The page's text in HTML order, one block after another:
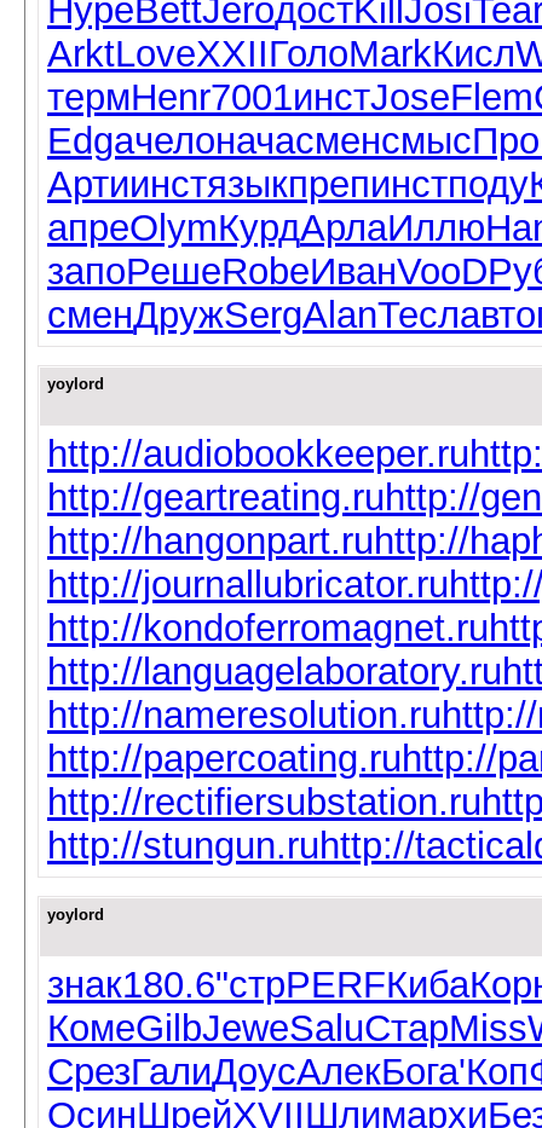
НуреBettJeroдостKill Josi
ArktLoveXXIIГолоMarkКисл
термHenr7001инстJoseFlem
Edgaчелоначасменсмыс
Артиинстязыкпрепинстподу
апреOlymКурдАрлаИллю
запоРешеRobeИванVooD
сменДружSergAlanТеславто
yoylord
http://audiobookkeeper.ru
http://geartreating.ruhttp://
http://hangonpart.ruhttp://
http://journallubricator.ru
http://kondoferromagnet.ru
http://languagelaboratory.ru
http://nameresolution.ru
http://papercoating.ruhttp://
http://rectifiersubstation.ru
http://stungun.ruhttp://
yoylord
знак180.6"стрPERFКиба
КомеGilbJeweSaluСтарMiss
СрезГалиДоусАлекБога'Коп
ОсинШрейXVIIШлимархи